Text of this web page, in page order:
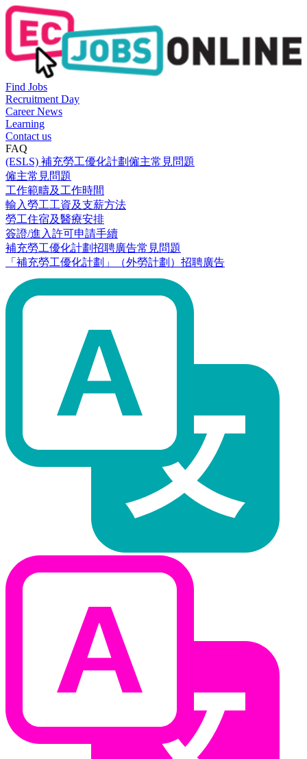
Find Jobs
Recruitment Day
Career News
Learning
Contact us
FAQ
(ESLS) 補充勞工優化計劃僱主常見問題
僱主常見問題
工作範疇及工作時間
輸入勞工工資及支薪方法
勞工住宿及醫療安排
簽證/進入許可申請手續
補充勞工優化計劃招聘廣告常見問題
「補充勞工優化計劃」（外勞計劃）招聘廣告